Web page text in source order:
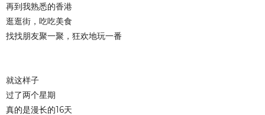
再到我熟悉的香港
逛逛街，吃吃美食
找找朋友聚一聚，狂欢地玩一番
就这样子
过了两个星期
真的是漫长的16天